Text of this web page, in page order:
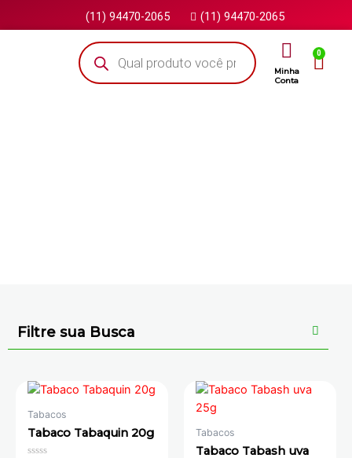
(11) 94470-2065 (11) 94470-2065
Minha
Conta
0
Filtre sua Busca
Tabacos
Tabaco Tabaquin 20g Tabacos
Tabaco Tabash uva